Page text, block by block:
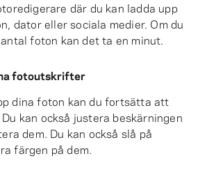
där du kan ladda upp
dator eller sociala medier. Om du
foton kan det ta en minut.
fotoutskrifter
dina foton kan du fortsätta att
kan också justera beskärningen
dem. Du kan också slå på
färgen på dem.